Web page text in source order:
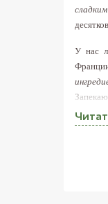
У нас
лука